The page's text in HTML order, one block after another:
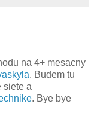
na 4+ mesacny
. Budem tu
siete a
. Bye bye